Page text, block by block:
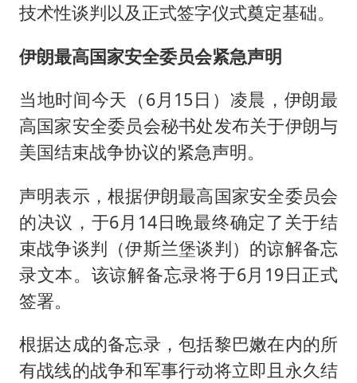
技术性谈判以及正式签字仪式奠定基础。
伊朗最高国家安全委员会紧急声明
当地时间今天（6月15日）凌晨，伊朗最
高国家安全委员会秘书处发布关于伊朗与
美国结束战争协议的紧急声明。
声明表示，根据伊朗最高国家安全委员会
的决议，于6月14日晚最终确定了关于结
束战争谈判（伊斯兰堡谈判）的谅解备忘
录文本。该谅解备忘录将于6月19日正式
签署。
根据达成的备忘录，包括黎巴嫩在内的所
有战线的战争和军事行动将立即且永久结